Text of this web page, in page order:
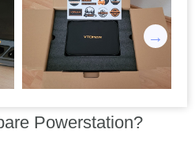
Powerstation?